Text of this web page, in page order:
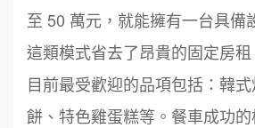
至 50 萬元，就能擁有一台具備
這類模式省去了昂貴的固定房租
目前最受歡迎的品項包括：韓
餅、特色雞蛋糕等。餐車成功